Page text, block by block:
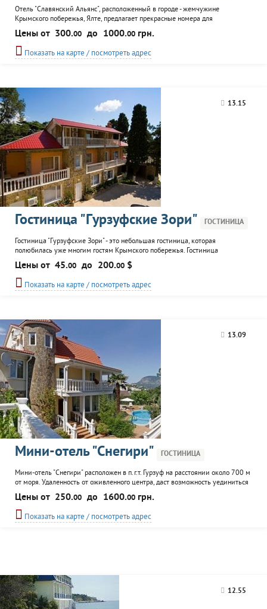
Отель "Славянский Альянс", расположенный в городе - жемчужине
Крымского побережья, Ялте, предлагает прекрасные номера для
проживания с комфортом. Здание отеля окружают кипарисы, пальмы, в
уютном дворике можно отдохнуть и насладиться спокойсвием и
уединением. Прогулявшись, лишь пару минут, гости попадают на
набережную Ялты, где множество кафе, вечерами можно встретить
Цены от 300.00 до 1000.00 грн.
Показать на карте / посмотреть адрес
13.15
Гостиница "Гypзуфские Зoри" ГОСТИНИЦА
Гостиница "Гypзyфcкие Зopи" - это небольшая гостиница, которая
полюбилась уже многим гостям Крымского побережья. Гостиница
располагается недалеко от набережной Гурзуфа, на окраине парка. Персонал
с радостью поможет выбрать и забронировать номер. На территории
гостиницы находятся 4 здания, 3 из которых являются спальными
корпусами, а 4 - это корпус для сотрудников. Просторные и уютные...
Цены от 45.00 до 200.00 $
Показать на карте / посмотреть адрес
13.09
Мини-отель "Снегири" ГОСТИНИЦА
Мини-отель "Снегири" расположен в п.г.т. Гурзуф на расстоянии около 700 м
от моря. Удаленность от оживленного центра, даст возможность уединиться
и полноценно отдохнуть. Номера мини-отеля оформлены в классическом
стиле и мебелированы современной техникой,оснащены необходимым для
комфортного проживания: телевизор, WI-FI, паркетный пол. На территории
мини-отеля "Снегири"...
Цены от 250.00 до 1600.00 грн.
Показать на карте / посмотреть адрес
12.55